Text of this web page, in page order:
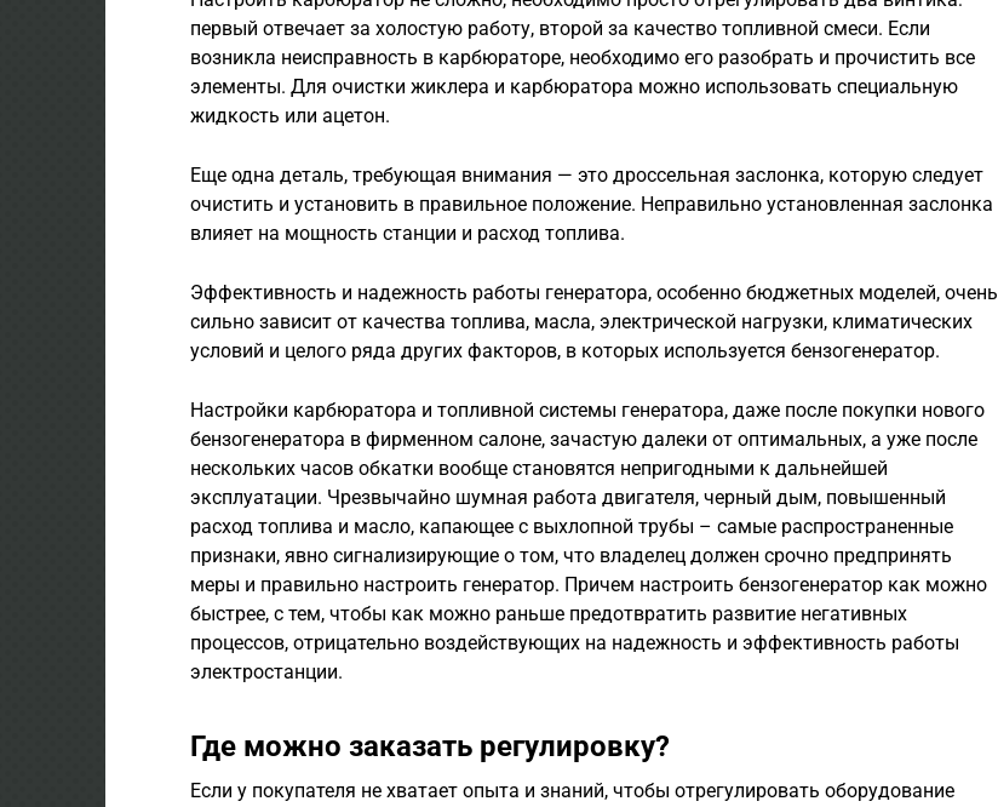
первый отвечает за холостую работу, второй за качество топливной смеси. Если
возникла неисправность в карбюраторе, необходимо его разобрать и прочистить все
элементы. Для очистки жиклера и карбюратора можно использовать специальную
жидкость или ацетон.
Еще одна деталь, требующая внимания — это дроссельная заслонка, которую следует
очистить и установить в правильное положение. Неправильно установленная заслонка
влияет на мощность станции и расход топлива.
Эффективность и надежность работы генератора, особенно бюджетных моделей, очень
сильно зависит от качества топлива, масла, электрической нагрузки, климатических
условий и целого ряда других факторов, в которых используется бензогенератор.
Настройки карбюратора и топливной системы генератора, даже после покупки нового
бензогенератора в фирменном салоне, зачастую далеки от оптимальных, а уже после
нескольких часов обкатки вообще становятся непригодными к дальнейшей
эксплуатации. Чрезвычайно шумная работа двигателя, черный дым, повышенный
расход топлива и масло, капающее с выхлопной трубы – самые распространенные
признаки, явно сигнализирующие о том, что владелец должен срочно предпринять
меры и правильно настроить генератор. Причем настроить бензогенератор как можно
быстрее, с тем, чтобы как можно раньше предотвратить развитие негативных
процессов, отрицательно воздействующих на надежность и эффективность работы
электростанции.
Где можно заказать регулировку?
Если у покупателя не хватает опыта и знаний, чтобы отрегулировать оборудование